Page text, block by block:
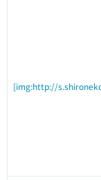
[img:http://